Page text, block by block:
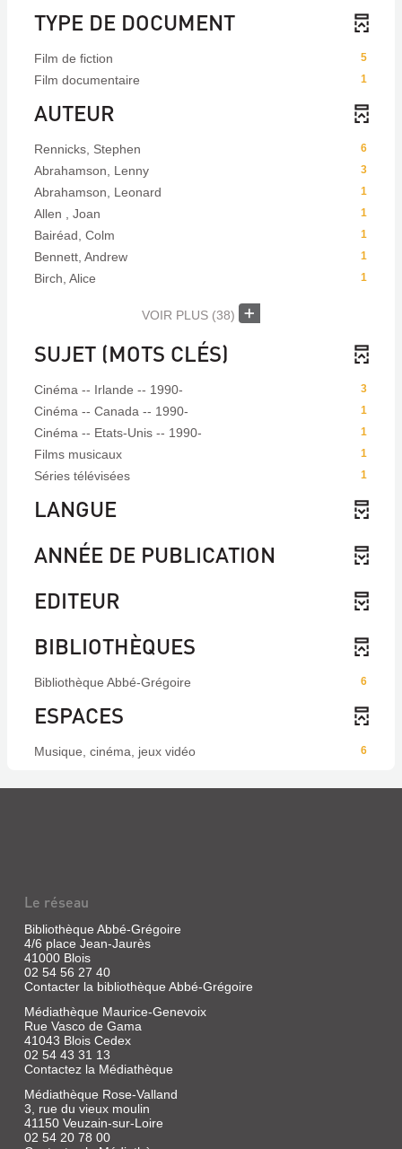
TYPE DE DOCUMENT
5
Film de fiction
1
Film documentaire
AUTEUR
6
Rennicks, Stephen
3
Abrahamson, Lenny
1
Abrahamson, Leonard
1
Allen , Joan
1
Bairéad, Colm
1
Bennett, Andrew
1
Birch, Alice
VOIR PLUS (38)
SUJET (MOTS CLÉS)
3
Cinéma -- Irlande -- 1990-
1
Cinéma -- Canada -- 1990-
1
Cinéma -- Etats-Unis -- 1990-
1
Films musicaux
1
Séries télévisées
LANGUE
ANNÉE DE PUBLICATION
EDITEUR
BIBLIOTHÈQUES
6
Bibliothèque Abbé-Grégoire
ESPACES
6
Musique, cinéma, jeux vidéo
Le réseau
Bibliothèque Abbé-Grégoire
4/6 place Jean-Jaurès
41000 Blois
02 54 56 27 40
Contacter la bibliothèque Abbé-Grégoire
Médiathèque Maurice-Genevoix
Rue Vasco de Gama
41043 Blois Cedex
02 54 43 31 13
Contactez la Médiathèque
Médiathèque Rose-Valland
3, rue du vieux moulin
41150 Veuzain-sur-Loire
02 54 20 78 00